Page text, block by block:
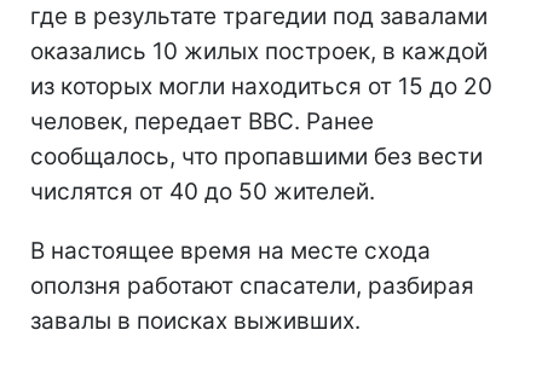
где в результате трагедии под завалами
оказались 10 жилых построек, в каждой
из которых могли находиться от 15 до 20
человек, передает ВВС. Ранее
сообщалось, что пропавшими без вести
числятся от 40 до 50 жителей.
В настоящее время на месте схода
оползня работают спасатели, разбирая
завалы в поисках выживших.